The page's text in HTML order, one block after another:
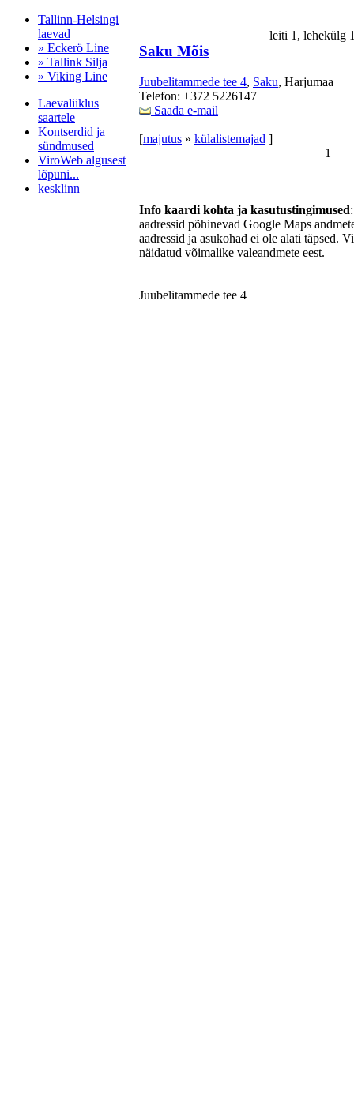
Tallinn-Helsingi
laevad
» Eckerö Line
» Tallink Silja
» Viking Line
Laevaliiklus
saartele
Kontserdid ja
sündmused
ViroWeb algusest
lõpuni...
kesklinn
leiti 1,
Saku Mõis
Juubelitammede tee 4, Saku, Harjumaa
Telefon: +372 5226147
Saada e-mail
[majutus » külalistemajad ]
1
Info kaardi kohta ja kasutustingimused
aadressid põhinevad Google Maps
aadressid ja asukohad ei ole alati täpsed.
näidatud võimalike valeandmete eest.
Juubelitammede tee 4